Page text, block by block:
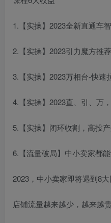
1.【实操】2023全新直通车
2.【实操】2023引力魔方推
3.【实操】2023万相台-快速
4.【实操】2023直、引、万
5.【实操】闭环收割，高投
6.【流量破局】中小卖家都
2023，中小卖家即将遇到8
店铺流量越来越少，越来越